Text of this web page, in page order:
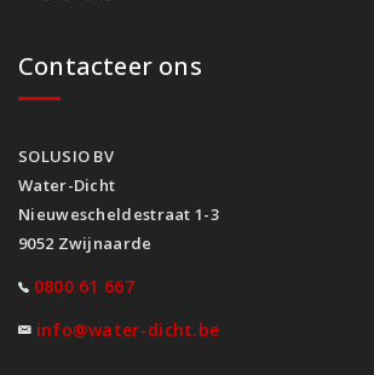
Contacteer ons
SOLUSIO BV
Water-Dicht
Nieuwescheldestraat 1-3
9052 Zwijnaarde
0800 61 667
info@water-dicht.be